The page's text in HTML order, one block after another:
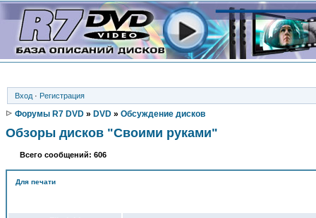
Вход · Регистрация
Форумы R7 DVD » DVD » Обсуждение дисков
Обзоры дисков "Своими руками"
Всего сообщений: 606
Для печати